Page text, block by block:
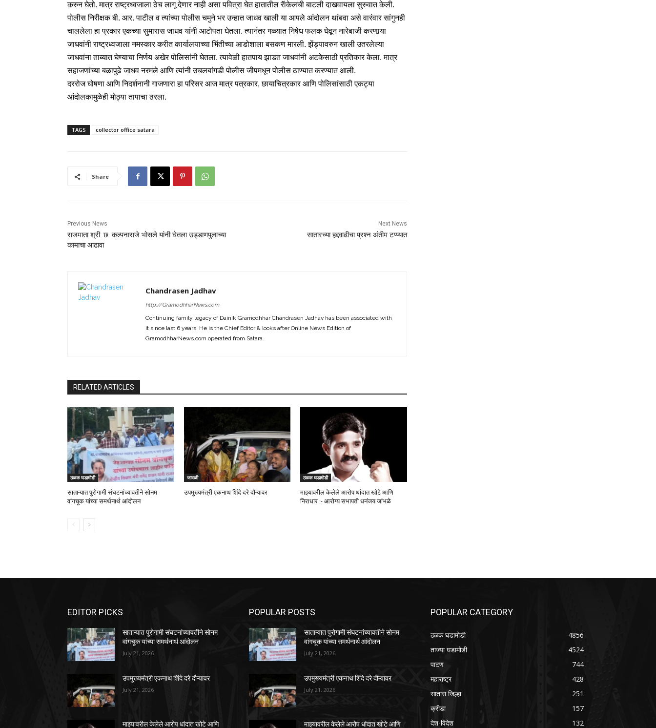
करुन घेतो. मात्र राष्ट्रध्वजाला ठेच लागू देणार नाही असा पवित्रा घेत हातातील रॅाकेलची बाटली दाखवायला सुरुवात केली.
पोलीस निरीक्षक बी. आर. पाटील व त्यांच्या पोलीस चमुने भर उन्हात जाधव खाली या आपले आंदोलन थांबवा असे वारंवार सांगुनही
चाललेला हा प्रकार एकच्या सुमारास जाधव यांनी आटोपता घेतला. त्यानंतर गळ्यात निषेध फलक घेवून नारेबाजी करणार्‍या
जाधवांनी राष्ट्रध्वजाला नमस्कार करीत कार्यालयाच्या भिंतीच्या आडोशाला बसकण मारली. झेंड्यावरुन खाली उतरलेल्या
जाधवांना ताब्यात घेण्याचा निर्णय अखेर पोलिसांनी घेतला. त्यावेळी हातपाय झाडत जाधवांनी अटकेसाठी प्रतिकार केला. मात्र
सहाजणांच्या बळापुढे जाधव नरमले आणि त्यांनी उचलबांगडी पोलीस जीपमधून पोलीस ठाण्यात करण्यात आली.
दररोज घोषणा आणि निदर्शनानी गाजणारा हा परिसर आज मात्र पत्रकार, छायाचित्रकार आणि पोलिसांसाठी एकट्या
आंदोलकामुळेही मोठ्या तापाचा ठरला.
TAGS collector office satara
Share
Previous News
राजमाता श्री. छ. कल्पनाराजे भोसले यांनी घेतला उड्डाणपुलाच्या
कामाचा आढावा
Next News
सातारच्या हद्दवाढीचा प्रश्‍न अंतीम टप्प्यात
Chandrasen Jadhav
http://GramodhharNews.com
Continuing family legacy of Dainik Gramodhhar Chandrasen Jadhav has been associated with
it since last 6 years. He is the Chief Editor & looks after Online News Edition of
GramodhharNews.com operated from Satara.
RELATED ARTICLES
ठळक घडामोडी
साताऱ्यात पुरोगामी संघटनांच्यावतीने सोनम
वांगचूक यांच्या समर्थनार्थ आंदोलन
जावळी
उपमुख्यमंत्री एकनाथ शिंदे दरे दौऱ्यावर
ठळक घडामोडी
माझ्यावरील केलेले आरोप धांदात खोटे आणि
निराधार :- आरोग्य सभापती धनंजय जांभळे
EDITOR PICKS
साताऱ्यात पुरोगामी संघटनांच्यावतीने सोनम
वांगचूक यांच्या समर्थनार्थ आंदोलन
July 21, 2026
उपमुख्यमंत्री एकनाथ शिंदे दरे दौऱ्यावर
July 21, 2026
माझ्यावरील केलेले आरोप धांदात खोटे आणि
POPULAR POSTS
साताऱ्यात पुरोगामी संघटनांच्यावतीने सोनम
वांगचूक यांच्या समर्थनार्थ आंदोलन
July 21, 2026
उपमुख्यमंत्री एकनाथ शिंदे दरे दौऱ्यावर
July 21, 2026
माझ्यावरील केलेले आरोप धांदात खोटे आणि
POPULAR CATEGORY
ठळक घडामोडी
4856
ताज्या घडामोडी
4524
पाटण
744
महाराष्ट्र
428
सातारा जिल्हा
251
क्रीडा
157
देश-विदेश
132